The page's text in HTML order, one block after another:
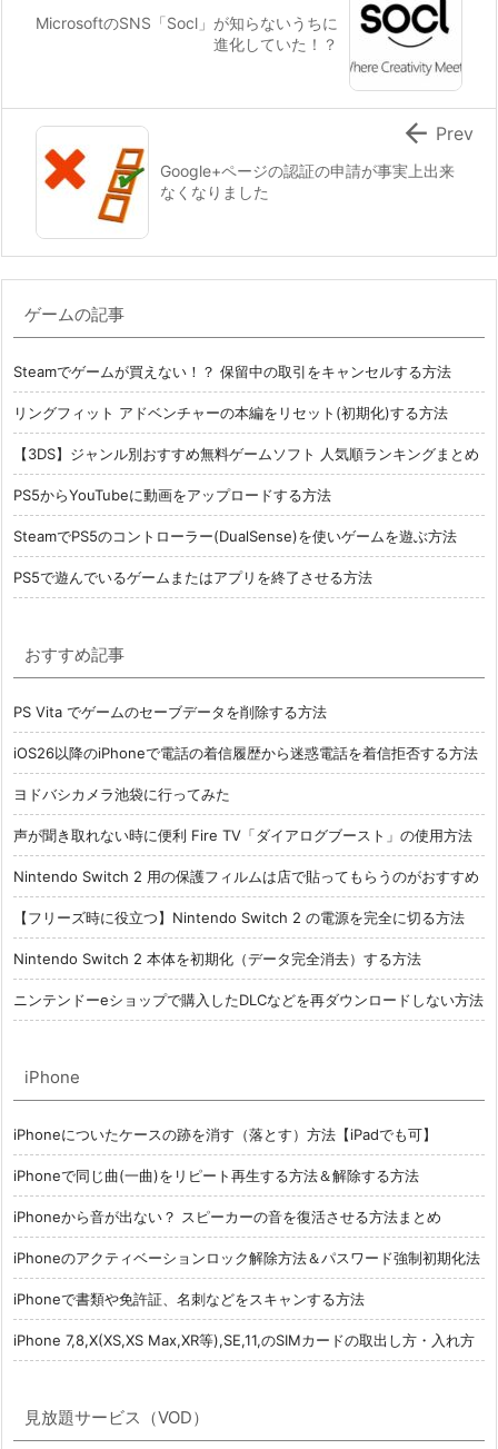
MicrosoftのSNS「Socl」が知らないうちに
進化していた！？
Google+ページの認証の申請が事実上出来
なくなりました
 Prev
ゲームの記事
Steamでゲームが買えない！？ 保留中の取引をキャンセルする方法
リングフィット アドベンチャーの本編をリセット(初期化)する方法
【3DS】ジャンル別おすすめ無料ゲームソフト 人気順ランキングまとめ
PS5からYouTubeに動画をアップロードする方法
SteamでPS5のコントローラー(DualSense)を使いゲームを遊ぶ方法
PS5で遊んでいるゲームまたはアプリを終了させる方法
おすすめ記事
PS Vita でゲームのセーブデータを削除する方法
iOS26以降のiPhoneで電話の着信履歴から迷惑電話を着信拒否する方法
ヨドバシカメラ池袋に行ってみた
声が聞き取れない時に便利 Fire TV「ダイアログブースト」の使用方法
Nintendo Switch 2 用の保護フィルムは店で貼ってもらうのがおすすめ
【フリーズ時に役立つ】Nintendo Switch 2 の電源を完全に切る方法
Nintendo Switch 2 本体を初期化（データ完全消去）する方法
ニンテンドーeショップで購入したDLCなどを再ダウンロードしない方法
iPhone
iPhoneについたケースの跡を消す（落とす）方法【iPadでも可】
iPhoneで同じ曲(一曲)をリピート再生する方法＆解除する方法
iPhoneから音が出ない？ スピーカーの音を復活させる方法まとめ
iPhoneのアクティベーションロック解除方法＆パスワード強制初期化法
iPhoneで書類や免許証、名刺などをスキャンする方法
iPhone 7,8,X(XS,XS Max,XR等),SE,11,のSIMカードの取出し方・入れ方
見放題サービス（VOD）